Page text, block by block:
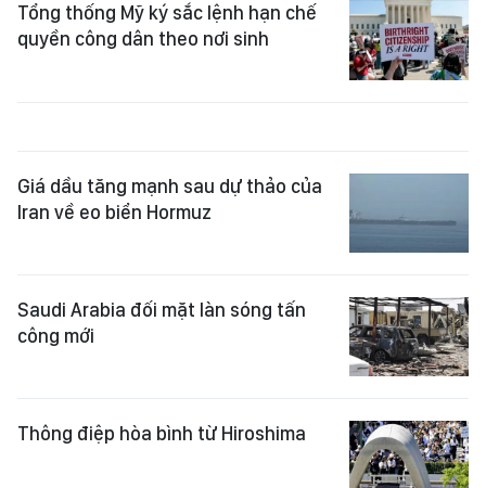
Tổng thống Mỹ ký sắc lệnh hạn chế
quyền công dân theo nơi sinh
Giá dầu tăng mạnh sau dự thảo của
Iran về eo biển Hormuz
Saudi Arabia đối mặt làn sóng tấn
công mới
Thông điệp hòa bình từ Hiroshima